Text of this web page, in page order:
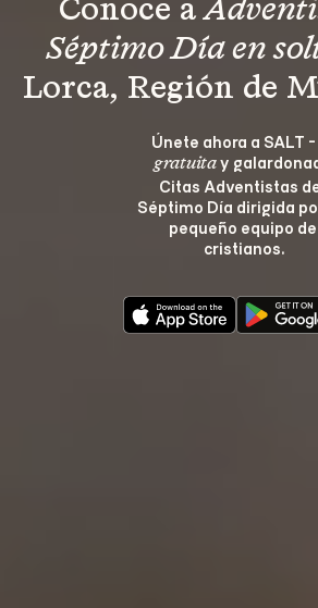
Conoce a
Séptimo Día en
Lorca, Región de
Únete ahora a SALT
gratuita y
Citas Adventistas
Séptimo Día dirigida
pequeño equipo de
cristianos.